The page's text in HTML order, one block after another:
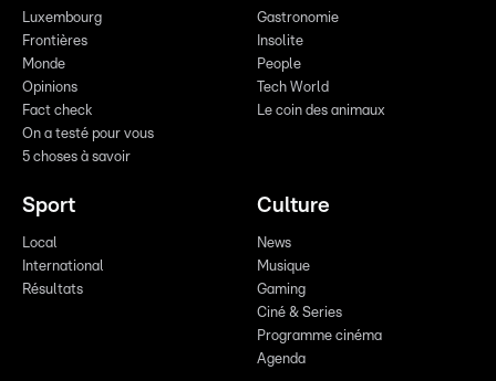
Luxembourg
Frontières
Monde
Opinions
Fact check
On a testé pour vous
5 choses à savoir
Gastronomie
Insolite
People
Tech World
Le coin des animaux
Sport
Local
International
Résultats
Culture
News
Musique
Gaming
Ciné & Series
Programme cinéma
Agenda